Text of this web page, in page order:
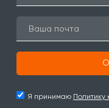
Я принимаю Политику